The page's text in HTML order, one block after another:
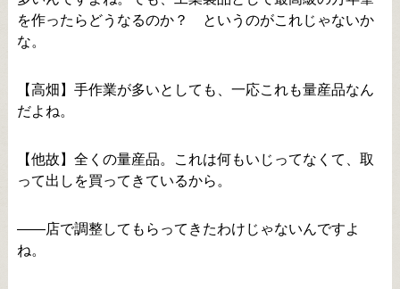
を作ったらどうなるのか？ というのがこれじゃないか
な。
【高畑】手作業が多いとしても、一応これも量産品なん
だよね。
【他故】全くの量産品。これは何もいじってなくて、取
って出しを買ってきているから。
――店で調整してもらってきたわけじゃないんですよ
ね。